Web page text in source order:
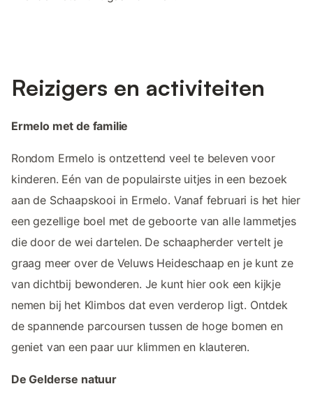
Reizigers en activiteiten
Ermelo met de familie
Rondom Ermelo is ontzettend veel te beleven voor
kinderen. Eén van de populairste uitjes in een bezoek
aan de Schaapskooi in Ermelo. Vanaf februari is het hier
een gezellige boel met de geboorte van alle lammetjes
die door de wei dartelen. De schaapherder vertelt je
graag meer over de Veluws Heideschaap en je kunt ze
van dichtbij bewonderen. Je kunt hier ook een kijkje
nemen bij het Klimbos dat even verderop ligt. Ontdek
de spannende parcoursen tussen de hoge bomen en
geniet van een paar uur klimmen en klauteren.
De Gelderse natuur